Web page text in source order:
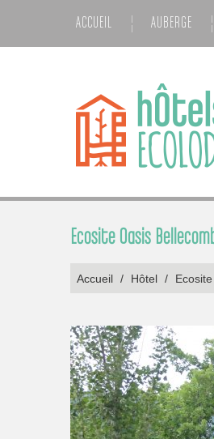
ACCUEIL AUBERGE
Ecosite Oasis
Accueil / Hôtel /